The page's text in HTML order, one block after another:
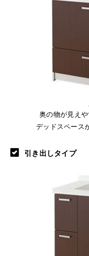
奥の物が見えや
デッドスペース
引き出しタイプ